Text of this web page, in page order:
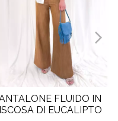
FLUIDO IN
DI EUCALIPTO